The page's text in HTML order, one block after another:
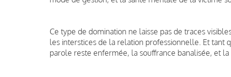
Ce type de domination ne laisse pas de traces
les interstices de la relation professionnelle. Et tant
parole reste enfermée, la souffrance banalisée, et la